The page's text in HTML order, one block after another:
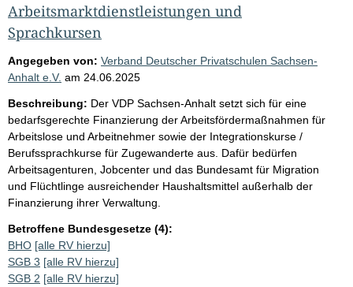
Arbeitsmarktdienstleistungen und
Sprachkursen
Angegeben von: Verband Deutscher Privatschulen Sachsen-
Anhalt e.V. am 24.06.2025
Beschreibung: Der VDP Sachsen-Anhalt setzt sich für eine
bedarfsgerechte Finanzierung der Arbeitsfördermaßnahmen für
Arbeitslose und Arbeitnehmer sowie der Integrationskurse /
Berufssprachkurse für Zugewanderte aus. Dafür bedürfen
Arbeitsagenturen, Jobcenter und das Bundesamt für Migration
und Flüchtlinge ausreichender Haushaltsmittel außerhalb der
Finanzierung ihrer Verwaltung.
Betroffene Bundesgesetze (4):
BHO [alle RV hierzu]
SGB 3 [alle RV hierzu]
SGB 2 [alle RV hierzu]